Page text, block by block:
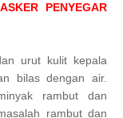
PENYEGAR
urut kulit kepala
bilas dengan air.
rambut dan
rambut dan